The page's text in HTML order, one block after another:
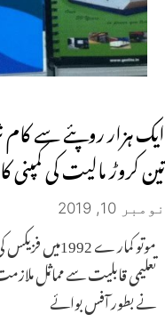
ایک ہزار روپئے سے
تین کروڑ مالیت کی
نومبر 10, 2019
موتو کمار ے
تعلیمی قابلیت سے مماثل
نے بطور آفس بوائے